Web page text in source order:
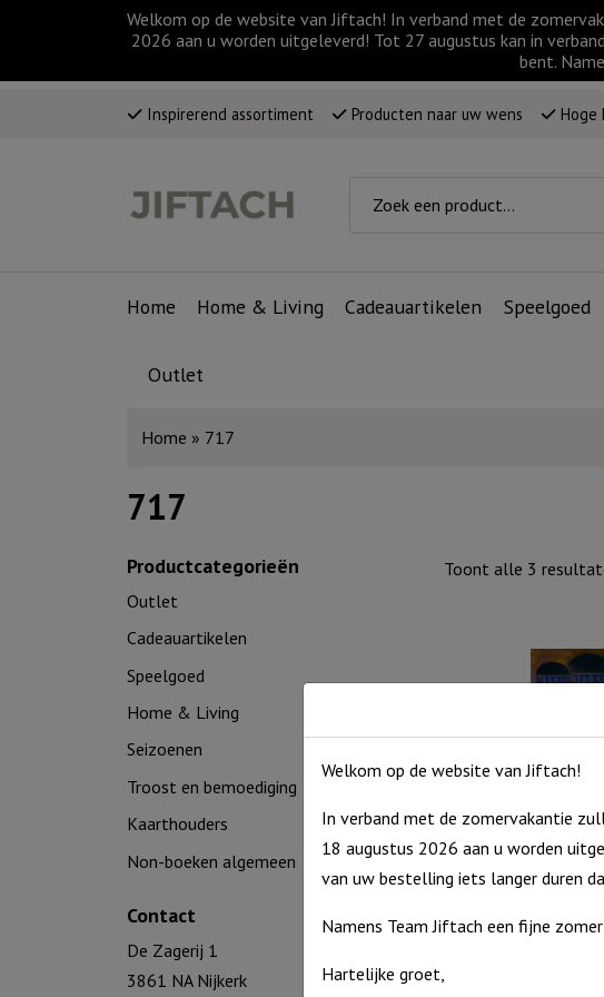
Welkom op de website van Jiftach! In verband met de
2026 aan u worden uitgeleverd! Tot 27 augustus kan in
bent.
Inspirerend assortiment Producten naar uw wens
Home Home & Living Cadeauartikelen Speelgoed
Outlet
Home » 717
717
Productcategorieën
Outlet
Cadeauartikelen
Speelgoed
Home & Living
Seizoenen
Troost en bemoediging
Kaarthouders
Non-boeken algemeen
Contact
De Zagerij 1
3861 NA Nijkerk
Toont alle 3
Wat zijn de zuilen
geloof
€7,50
Welkom op de website van Jiftach!
In verband met de zomervakantie
18 augustus 2026 aan u worden
van uw bestelling iets langer duren
Namens Team Jiftach een fijne
Hartelijke groet,